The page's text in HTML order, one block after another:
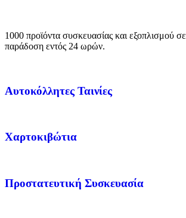
1000 προϊόντα συσκευασίας και εξοπλισμού σε
παράδοση εντός 24 ωρών.
Αυτοκόλλητες Ταινίες
Χαρτοκιβώτια
Προστατευτική Συσκευασία